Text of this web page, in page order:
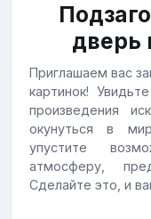
дверь
Приглашаем вас
картинок!
произведения
окунуться в
упустите
атмосферу,
Сделайте это, и